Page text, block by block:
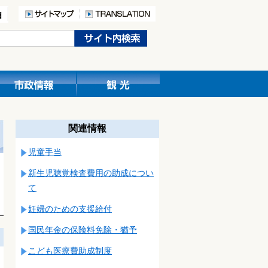
関連情報
児童手当
新生児聴覚検査費用の助成につい
て
妊婦のための支援給付
国民年金の保険料免除・猶予
こども医療費助成制度